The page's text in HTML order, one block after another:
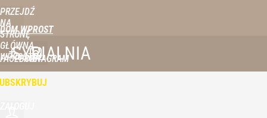
PRZEJDŹ
NA
STRONĘ
GŁÓWNĄ
WPROST.PL
DOM WPROST
FACEBOOKINSTAGRAM
SYPIALNIA